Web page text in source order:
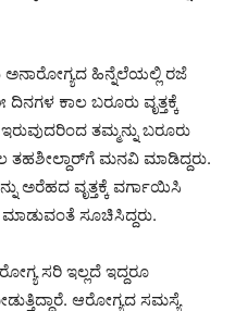
ಹಿನ್ನೆಲೆಯಲ್ಲಿ ರಜೆ
ಕಾಲ ಬರೂರು ವೃತ್ತಕ್ಕೆ
ತಮ್ಮನ್ನು ಬರೂರು
ತಹಶೀಲ್ದಾರ್‌ಗೆ ಮನವಿ ಮಾಡಿದ್ದರು.
ಅರೆಹದ ವೃತ್ತಕ್ಕೆ ವರ್ಗಾಯಿಸಿ
ಮಾಡುವಂತೆ ಸೂಚಿಸಿದ್ದರು.
ಸರಿ ಇಲ್ಲದೆ ಇದ್ದರೂ
ಆರೋಗ್ಯದ ಸಮಸ್ಯೆ